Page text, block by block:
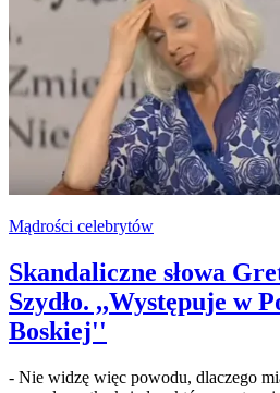
Mądrości celebrytów
Skandaliczne słowa
Szydło. ,,Występuje w
Boskiej''
- Nie widzę więc powodu, dlaczego